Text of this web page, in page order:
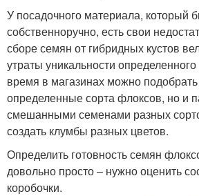
У посадочного материала, который
собственноручно, есть свои
сборе семян от гибридных кустов
утраты уникальности
время в магазинах можно подобрать
определенные сорта флоксов, но и
смешанными семенами разных
создать клумбы разных цветов.
Определить готовность семян
довольно просто – нужно оценить
коробочки.